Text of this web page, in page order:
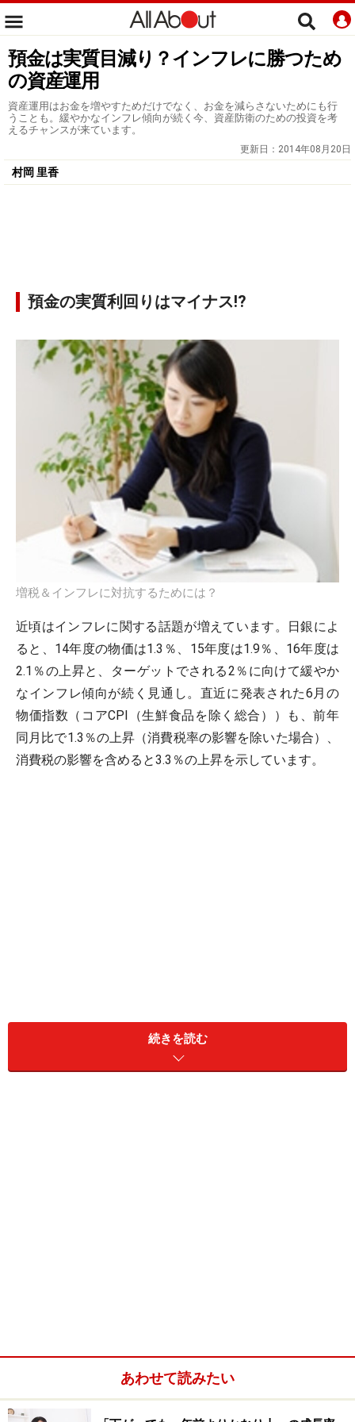
預金は実質目減り？インフレに勝つため
の資産運用
資産運用はお金を増やすためだけでなく、お金を減らさないためにも行
うことも。緩やかなインフレ傾向が続く今、資産防衛のための投資を考
えるチャンスが来ています。
更新日： 2014年08月20日
村岡 里香
預金の実質利回りはマイナス!?
増税＆インフレに対抗するためには？
近頃はインフレに関する話題が増えています。日銀によ
ると、14年度の物価は1.3％、15年度は1.9％、16年度は
2.1％の上昇と、ターゲットでされる2％に向けて緩やか
なインフレ傾向が続く見通し。直近に発表された6月の
物価指数（コアCPI（生鮮食品を除く総合））も、前年
同月比で1.3％の上昇（消費税率の影響を除いた場合）、
消費税の影響を含めると3.3％の上昇を示しています。
一方で、世の中の金利は金融緩和により低下傾向。下の
グラフのとおり、1年定期預金の金利から物価上昇率を
続きを読む
あわせて読みたい